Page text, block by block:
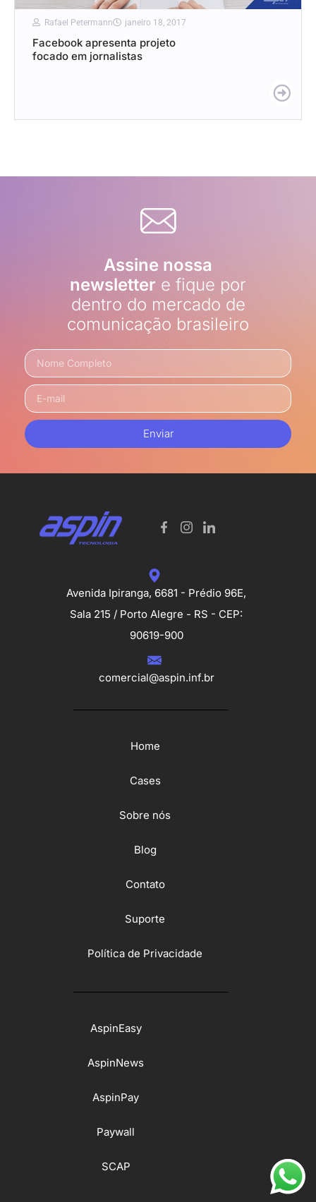
Rafael Petermann janeiro 18, 2017
Facebook apresenta projeto
focado em jornalistas
Assine nossa
newsletter e fique por
dentro do mercado de
comunicação brasileiro
Enviar
Avenida Ipiranga, 6681 - Prédio 96E,
Sala 215 / Porto Alegre - RS - CEP:
90619-900
comercial@aspin.inf.br
Home
Cases
Sobre nós
Blog
Contato
Suporte
Política de Privacidade
AspinEasy
AspinNews
AspinPay
Paywall
SCAP